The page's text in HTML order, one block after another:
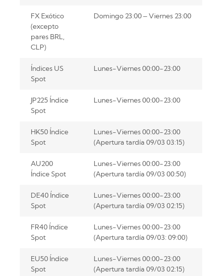
FX Exótico
(excepto
pares BRL,
CLP)
Domingo 23:00 – Viernes 23:00
Índices US
Spot
Lunes-Viernes 00:00-23:00
JP225 Índice
Spot
Lunes-Viernes 00:00-23:00
HK50 Índice
Spot
Lunes-Viernes 00:00-23:00
(Apertura tardía 09/03 03:15)
AU200
Índice Spot
Lunes-Viernes 00:00-23:00
(Apertura tardía 09/03 00:50)
DE40 Índice
Spot
Lunes-Viernes 00:00-23:00
(Apertura tardía 09/03 02:15)
FR40 Índice
Spot
Lunes-Viernes 00:00-23:00
(Apertura tardía 09/03: 09:00)
EU50 Índice
Spot
Lunes-Viernes 00:00-23:00
(Apertura tardía 09/03 02:15)